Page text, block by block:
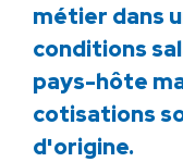
métier dans
conditions
pays-hôte
cotisations
d'origine.